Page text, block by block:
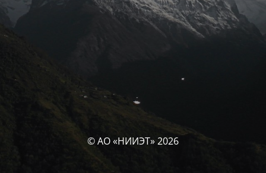
© АО «НИИЭТ» 2026